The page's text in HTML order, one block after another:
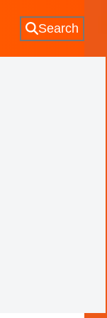
Search